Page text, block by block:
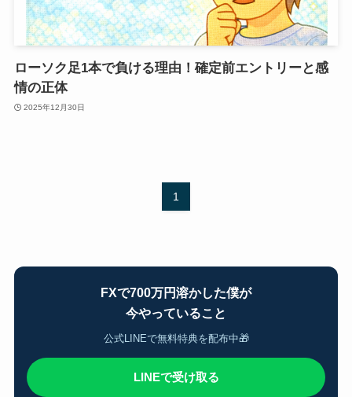
ローソク足1本で負ける理由！確定前エントリーと感
情の正体
2025年12月30日
1
FXで700万円溶かした僕が
今やっていること
公式LINEで無料特典を配布中🎁
LINEで受け取る